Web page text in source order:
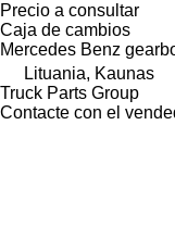
Precio a consultar
Caja de cambios
Mercedes Benz
Lituania, Kaunas
Truck Parts Group
Contacte con el